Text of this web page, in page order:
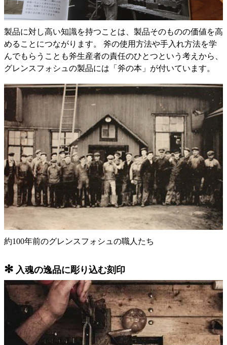
製品に対し高い知識を持つことは、製品そのものの価値を高
めることにつながります。 斧の使用方法や手入れ方法を学
んでもらうことも斧生産者の責任のひとつという考えから、
グレンスフォシュの製品には「斧の本」が付いています。
約100年前のグレンスフォシュの職人たち
✻ 入魂の逸品に彫り込む刻印